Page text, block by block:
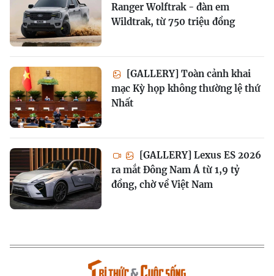
Ranger Wolftrak - đàn em
Wildtrak, từ 750 triệu đồng
[GALLERY] Toàn cảnh khai
mạc Kỳ họp không thường lệ thứ
Nhất
[GALLERY] Lexus ES 2026
ra mắt Đông Nam Á từ 1,9 tỷ
đồng, chờ về Việt Nam